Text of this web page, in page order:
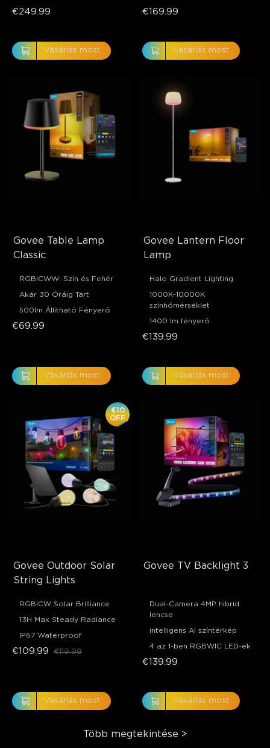
€249.99
Vásárlás most
€169.99
Vásárlás most
Govee Table Lamp
Classic
RGBICWW: Szín és Fehér
Akár 30 Óráig Tart
500lm Állítható Fényerő
€69.99
Vásárlás most
Govee Lantern Floor
Lamp
Halo Gradient Lighting
1000K–10000K
színhőmérséklet
1400 lm fényerő
€139.99
Vásárlás most
Govee Outdoor Solar
String Lights
RGBICW Solar Brilliance
13H Max Steady Radiance
IP67 Waterproof
€10
OFF
€109.99 €119.99
Vásárlás most
Govee TV Backlight 3
Dual-Camera 4MP hibrid
lencse
intelligens AI színtérkép
4 az 1-ben RGBWIC LED-ek
€139.99
Vásárlás most
Több megtekintése >